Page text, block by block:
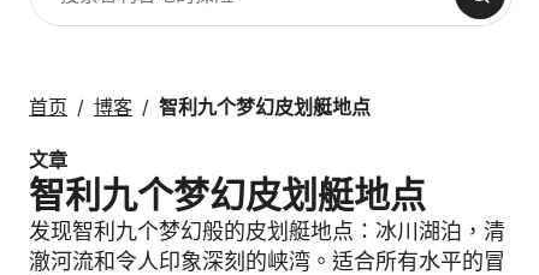
搜索
首页 博客 智利九个梦幻皮划艇地点
文章
智利九个梦幻皮划艇地点
发现智利九个梦幻般的皮划艇地点：冰川湖泊，清
澈河流和令人印象深刻的峡湾。适合所有水平的冒
×
与 Outdoor Index 一
起探索智利及其隐藏的